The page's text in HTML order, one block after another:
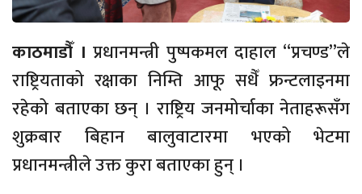
काठमाडौँ । प्रधानमन्त्री पुष्पकमल दाहाल “प्रचण्ड”ले
राष्ट्रियताको रक्षाका निम्ति आफू सधैँ फ्रन्टलाइनमा
रहेको बताएका छन् । राष्ट्रिय जनमोर्चाका नेताहरूसँग
शुक्रबार बिहान बालुवाटारमा भएको भेटमा
प्रधानमन्त्रीले उक्त कुरा बताएका हुन् ।